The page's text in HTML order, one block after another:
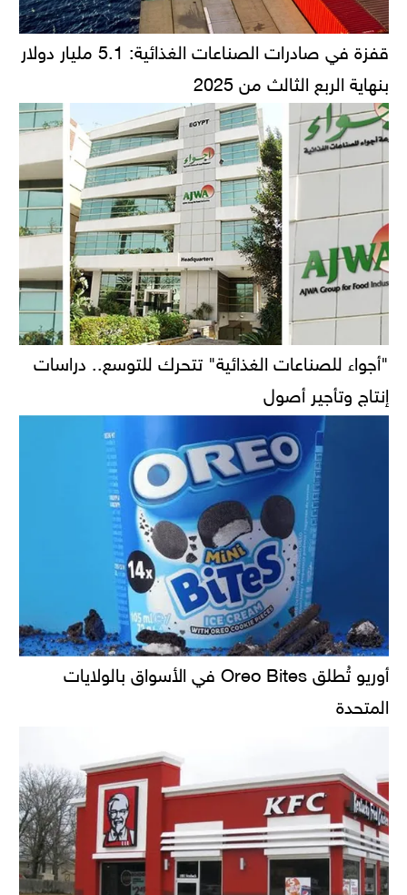
قفزة في صادرات الصناعات الغذائية: 5.1 مليار دولار
بنهاية الربع الثالث من 2025
"أجواء للصناعات الغذائية" تتحرك للتوسع.. دراسات
إنتاج وتأجير أصول
أوريو تُطلق Oreo Bites في الأسواق بالولايات
المتحدة